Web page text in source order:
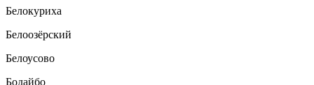
Белокуриха
Белоозёрский
Белоусово
Бодайбо